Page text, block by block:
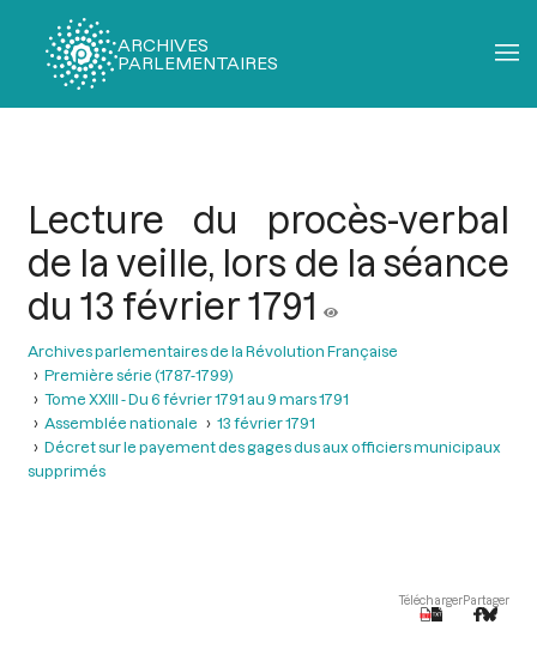
ARCHIVES
PARLEMENTAIRES
Lecture du procès-verbal
de la veille, lors de la séance
du 13 février 1791
Archives parlementaires de la Révolution Française
Première série (1787-1799)
Tome XXIII - Du 6 février 1791 au 9 mars 1791
Assemblée nationale
13 février 1791
Décret sur le payement des gages dus aux officiers municipaux
supprimés
TéléchargerPartager